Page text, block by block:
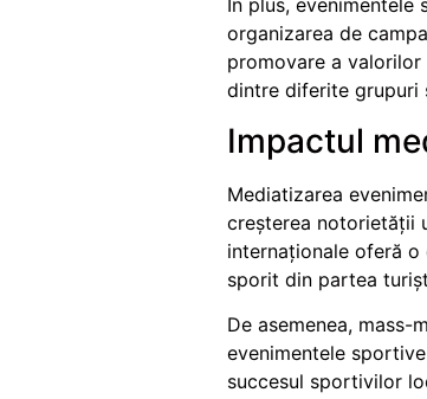
În plus,
organizarea de
promovare a
dintre diferite grupuri
Impactul
Mediatizarea
creșterea notorietății
internaționale oferă
sporit din partea
De asemenea,
evenimentele
succesul sportivilor